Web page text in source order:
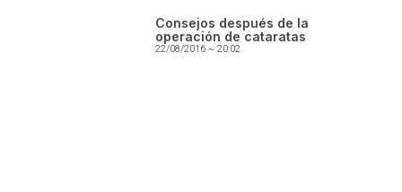
Consejos después de la
operación de cataratas
22/08/2016 20:02